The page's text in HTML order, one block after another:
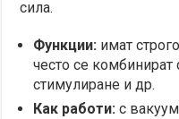
сила.
Функции: имат
често се комбинират
стимулиране и др.
Как работи: с